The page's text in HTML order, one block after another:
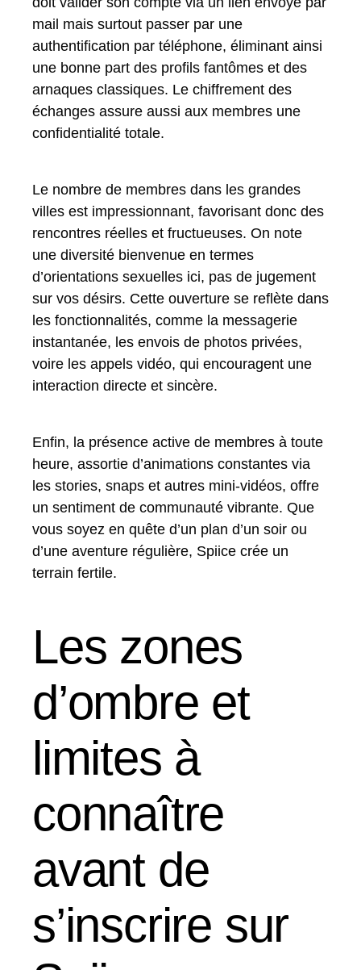
mail mais surtout passer par une
authentification par téléphone, éliminant ainsi
une bonne part des profils fantômes et des
arnaques classiques. Le chiffrement des
échanges assure aussi aux membres une
confidentialité totale.
Le nombre de membres dans les grandes
villes est impressionnant, favorisant donc des
rencontres réelles et fructueuses. On note
une diversité bienvenue en termes
d’orientations sexuelles ici, pas de jugement
sur vos désirs. Cette ouverture se reflète dans
les fonctionnalités, comme la messagerie
instantanée, les envois de photos privées,
voire les appels vidéo, qui encouragent une
interaction directe et sincère.
Enfin, la présence active de membres à toute
heure, assortie d’animations constantes via
les stories, snaps et autres mini-vidéos, offre
un sentiment de communauté vibrante. Que
vous soyez en quête d’un plan d’un soir ou
d’une aventure régulière, Spiice crée un
terrain fertile.
Les zones
d’ombre et
limites à
connaître
avant de
s’inscrire sur